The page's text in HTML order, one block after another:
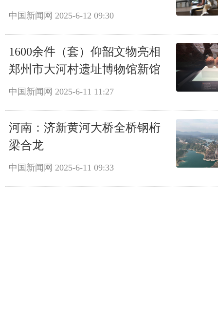
中国新闻网 2025-6-12 09:30
1600余件（套）仰韶文物亮相
郑州市大河村遗址博物馆新馆
中国新闻网 2025-6-11 11:27
河南：济新黄河大桥全桥钢桁
梁合龙
中国新闻网 2025-6-11 09:33